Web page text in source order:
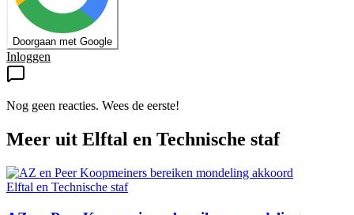
Doorgaan met Google
Inloggen
Nog geen reacties. Wees de eerste!
Meer uit Elftal en Technische staf
Elftal en Technische staf